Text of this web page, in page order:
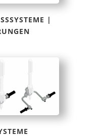
|